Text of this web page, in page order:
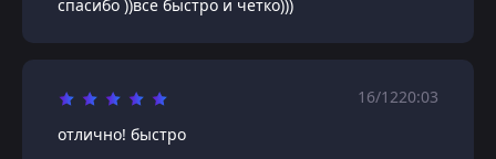
спасибо ))все быстро и четко)))
16/1220:03
отлично! быстро